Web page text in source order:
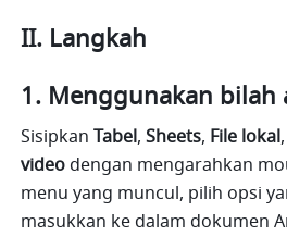
II. Langkah
Menggunakan bilah
Sisipkan Tabel, Sheets, File lokal
video dengan mengarahkan
menu yang muncul, pilih opsi
masukkan ke dalam dokumen